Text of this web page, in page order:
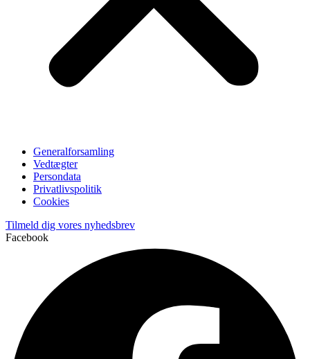
Generalforsamling
Vedtægter
Persondata
Privatlivspolitik
Cookies
Tilmeld dig vores nyhedsbrev
Facebook